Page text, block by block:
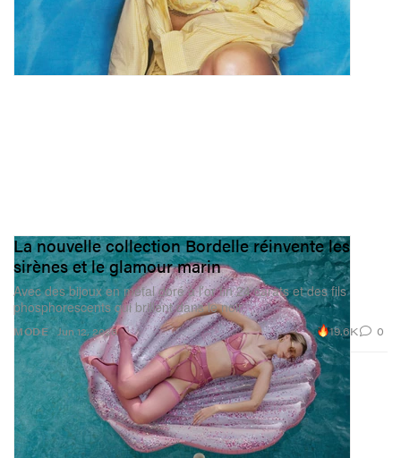
MODE
La nouvelle collection Bordelle réinvente les
sirènes et le glamour marin
Avec des bijoux en métal doré à l’or fin 24 carats et des fils
phosphorescents qui brillent dans le noir.
Jun 12, 2026 19.6K 0